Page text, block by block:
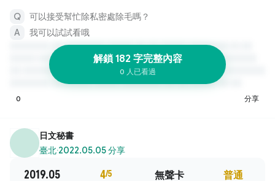
可以接受幫忙除私密處除毛嗎？
我可以試試看哦
解鎖 182 字完整內容
0 人已看過
0 分享
日文秘書
臺北·2022.05.05 分享
2019.05 4/5 無聲卡 普通